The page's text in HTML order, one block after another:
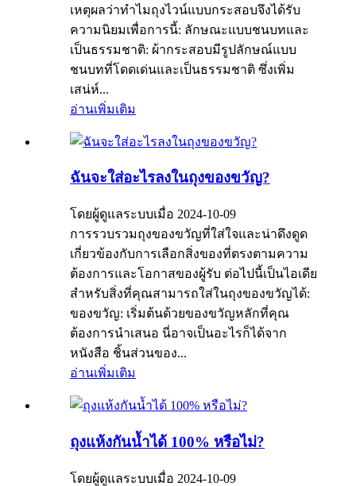
เหตุผลว่าทำไมถุงไวน์แบบกระสอบจึงได้รับ
ความนิยมเพื่อการนี้: ลักษณะแบบชนบทและ
เป็นธรรมชาติ: ผ้ากระสอบมีรูปลักษณ์แบบ
ชนบทที่โดดเด่นและเป็นธรรมชาติ ซึ่งเพิ่ม
เสน่ห์...
อ่านเพิ่มเติม
ฉันจะใส่อะไรลงในถุงของขวัญ?
โดยผู้ดูแลระบบเมื่อ 2024-10-09
การรวบรวมถุงของขวัญที่ใส่ใจและน่าดึงดูด
เกี่ยวข้องกับการเลือกสิ่งของที่ตรงตามความ
ต้องการและโอกาสของผู้รับ ต่อไปนี้เป็นไอเดีย
สำหรับสิ่งที่คุณสามารถใส่ในถุงของขวัญได้:
ของขวัญ: เริ่มต้นด้วยของขวัญหลักที่คุณ
ต้องการนำเสนอ นี่อาจเป็นอะไรก็ได้จาก
หนังสือ ชิ้นส่วนของ...
อ่านเพิ่มเติม
ถุงแห้งกันน้ำได้ 100% หรือไม่?
โดยผู้ดูแลระบบเมื่อ 2024-10-09